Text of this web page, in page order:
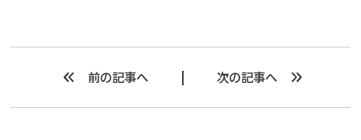
前の記事へ 次の記事へ